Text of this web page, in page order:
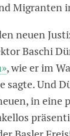
Migranten
neuen
Baschi
, wie er im
sagte. Und
in eine